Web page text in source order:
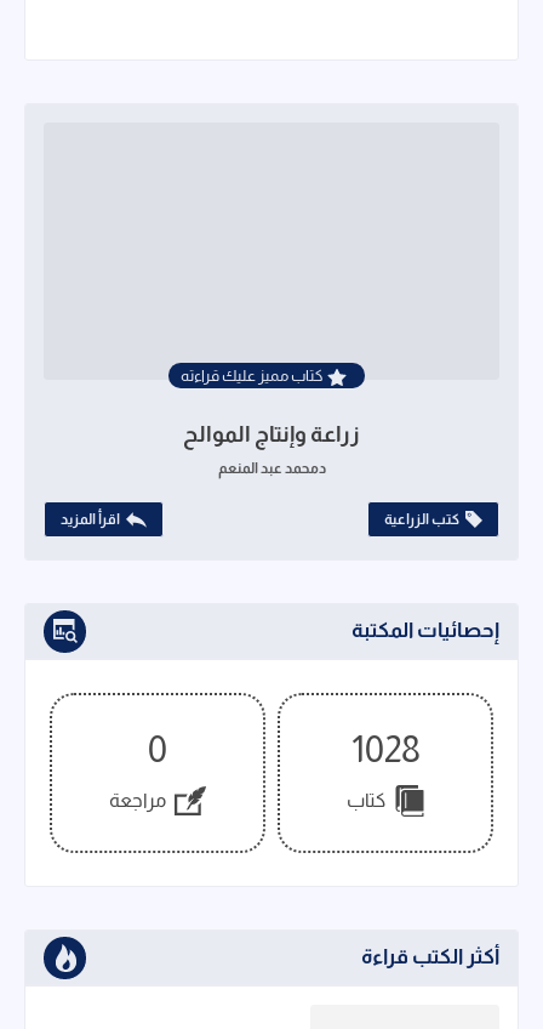
كتاب مميز عليك قراءته
زراعة وإنتاج الموالح
دمحمد عبد المنعم
كتب الزراعية اقرأ المزيد
إحصائيات المكتبة
1028
كتاب
0
مراجعة
أكثر الكتب قراءة